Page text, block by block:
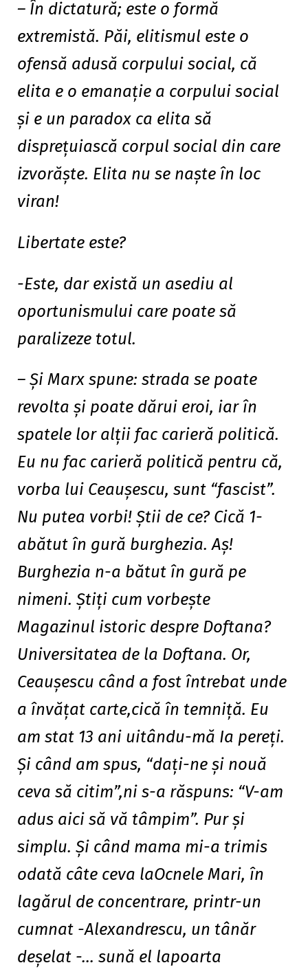
– În dictatură; este o formă
extremistă. Păi, elitismul este o
ofensă adusă corpului social, că
elita e o emanaţie a corpului social
şi e un paradox ca elita să
dispreţuiască corpul social din care
izvorăşte. Elita nu se naşte în loc
viran!
Libertate este?
-Este, dar există un asediu al
oportunismului care poate să
paralizeze totul.
– Şi Marx spune: strada se poate
revolta şi poate dărui eroi, iar în
spatele lor alţii fac carieră politică.
Eu nu fac carieră politică pentru că,
vorba lui Ceauşescu, sunt “fascist”.
Nu putea vorbi! Ştii de ce? Cică 1-
abătut în gură burghezia. Aş!
Burghezia n-a bătut în gură pe
nimeni. Ştiţi cum vorbeşte
Magazinul istoric despre Doftana?
Universitatea de la Doftana. Or,
Ceauşescu când a fost întrebat unde
a învăţat carte,cică în temniţă. Eu
am stat 13 ani uitându-mă Ia pereţi.
Şi când am spus, “daţi-ne şi nouă
ceva să citim”,ni s-a răspuns: “V-am
adus aici să vă tâmpim”. Pur şi
simplu. Şi când mama mi-a trimis
odată câte ceva laOcnele Mari, în
lagărul de concentrare, printr-un
cumnat -Alexandrescu, un tânăr
deşelat -… sună el lapoarta